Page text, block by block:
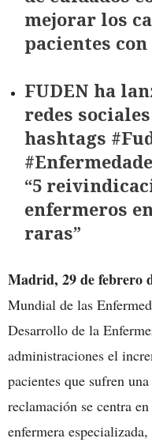
mejorar los
pacientes
FUDEN ha
redes
hashtags
“5
enfermeros
raras”
Madrid, 29 de febrero
Mundial de las
Desarrollo de la
administraciones el
pacientes que sufren
reclamación se centra
enfermera